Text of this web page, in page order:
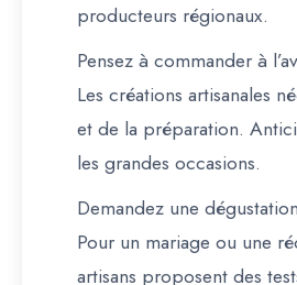
producteurs régionaux.
Pensez à commander à
Les créations artisanales
et de la préparation.
les grandes occasions.
Demandez une
Pour un mariage ou une
artisans proposent des